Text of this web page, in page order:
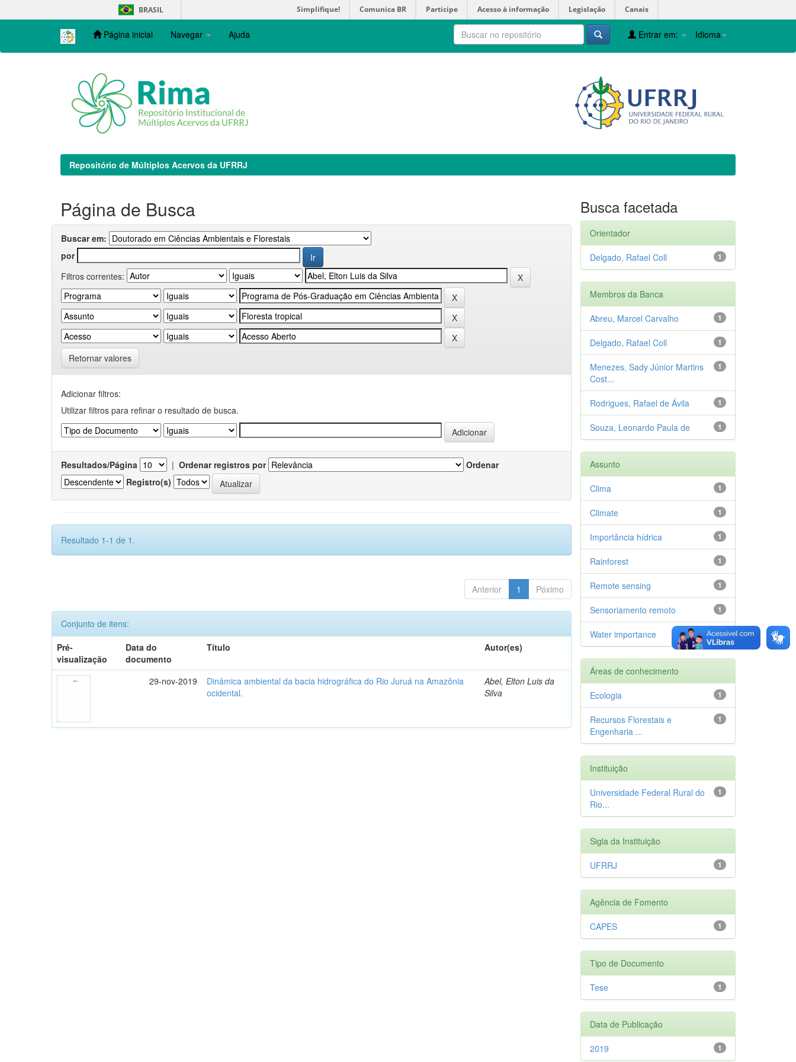
navigation
BRASIL Simplifique! Comunica BR Participe Acesso à informação Legislação Canais
Página inicial Navegar Ajuda Idioma
Entrar em:
Repositório de Múltiplos Acervos da UFRRJ
Página de Busca
Buscar em:
por
Filtros correntes:
Retornar valores
Adicionar filtros:
Utilizar filtros para refinar o resultado de busca.
Resultados/Página | Ordenar registros por
Ordenar
Registro(s)
Resultado 1-1 de 1.
Anterior 1 Póximo
Conjunto de itens:
Pré-
visualização
Data do
documento
Título Autor(es)
29-nov-2019
Dinâmica ambiental da bacia hidrográfica do Rio Juruá na Amazônia
ocidental.
Abel, Elton Luis da
Silva
Busca facetada
Orientador
1
Delgado, Rafael Coll
Membros da Banca
1
Abreu, Marcel Carvalho
1
Delgado, Rafael Coll
1
Menezes, Sady Júnior Martins
Cost...
1
Rodrigues, Rafael de Ávila
1
Souza, Leonardo Paula de
Assunto
1
Clima
1
Climate
1
Importância hídrica
1
Rainforest
1
Remote sensing
1
Sensoriamento remoto
1
Water importance
Áreas de conhecimento
1
Ecologia
1
Recursos Florestais e
Engenharia ...
Instituição
1
Universidade Federal Rural do
Rio...
Sigla da Instituição
1
UFRRJ
Agência de Fomento
1
CAPES
Tipo de Documento
1
Tese
Data de Publicação
1
2019